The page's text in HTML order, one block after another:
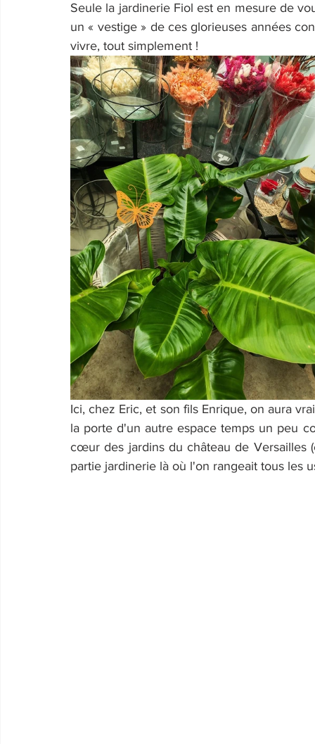
Seule la jardinerie Fiol est en mesure de
un « vestige » de ces glorieuses années
vivre, tout simplement !
Ici, chez Eric, et son fils Enrique, on aura
la porte d'un autre espace temps un peu
cœur des jardins du château de Versailles
partie jardinerie là où l'on rangeait tous les